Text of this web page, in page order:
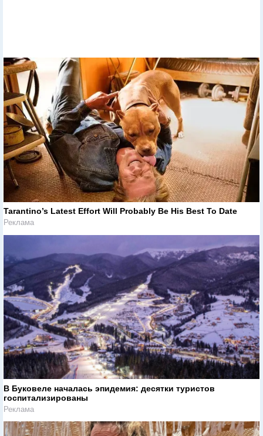
Tarantino’s Latest Effort Will Probably Be His Best To Date
Реклама
В Буковеле началась эпидемия: десятки туристов
госпитализированы
Реклама